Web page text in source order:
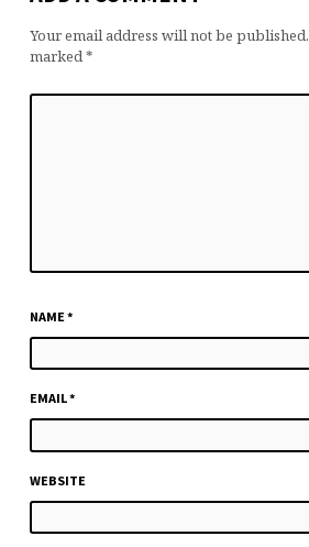
Your email address will not be published.
marked*
NAME *
EMAIL*
WEBSITE